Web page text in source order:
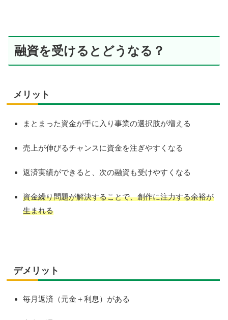
融資を受けるとどうなる？
メリット
まとまった資金が手に入り事業の選択肢が増える
売上が伸びるチャンスに資金を注ぎやすくなる
返済実績ができると、次の融資も受けやすくなる
資金繰り問題が解決することで、創作に注力する余裕が
生まれる
デメリット
毎月返済（元金＋利息）がある